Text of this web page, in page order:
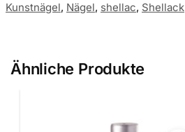
Kunstnägel, Nägel, shellac, Shellack
Ähnliche Produkte